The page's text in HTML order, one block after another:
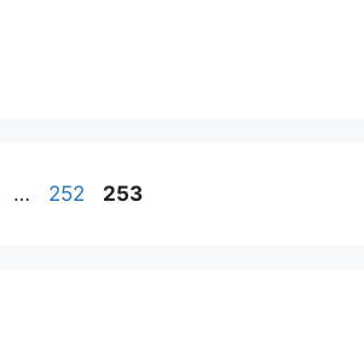
… Page
252 Page
253